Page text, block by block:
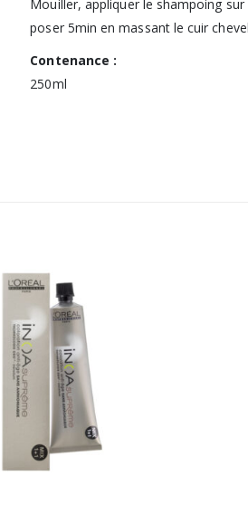
Mouiller, appliquer le shampoing
poser 5min en massant le cuir
Contenance :
250ml